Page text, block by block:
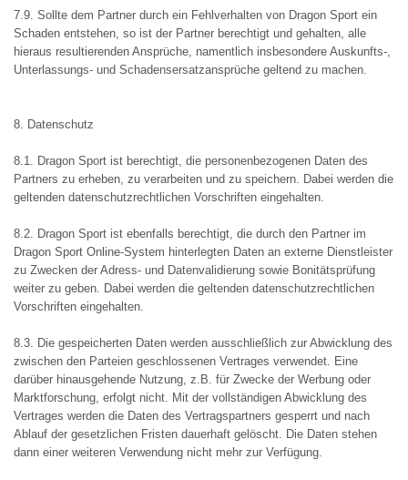
7.9. Sollte dem Partner durch ein Fehlverhalten von Dragon Sport ein
Schaden entstehen, so ist der Partner berechtigt und gehalten, alle
hieraus resultierenden Ansprüche, namentlich insbesondere Auskunfts-,
Unterlassungs- und Schadensersatzansprüche geltend zu machen.
8. Datenschutz
8.1. Dragon Sport ist berechtigt, die personenbezogenen Daten des
Partners zu erheben, zu verarbeiten und zu speichern. Dabei werden die
geltenden datenschutzrechtlichen Vorschriften eingehalten.
8.2. Dragon Sport ist ebenfalls berechtigt, die durch den Partner im
Dragon Sport Online-System hinterlegten Daten an externe Dienstleister
zu Zwecken der Adress- und Datenvalidierung sowie Bonitätsprüfung
weiter zu geben. Dabei werden die geltenden datenschutzrechtlichen
Vorschriften eingehalten.
8.3. Die gespeicherten Daten werden ausschließlich zur Abwicklung des
zwischen den Parteien geschlossenen Vertrages verwendet. Eine
darüber hinausgehende Nutzung, z.B. für Zwecke der Werbung oder
Marktforschung, erfolgt nicht. Mit der vollständigen Abwicklung des
Vertrages werden die Daten des Vertragspartners gesperrt und nach
Ablauf der gesetzlichen Fristen dauerhaft gelöscht. Die Daten stehen
dann einer weiteren Verwendung nicht mehr zur Verfügung.